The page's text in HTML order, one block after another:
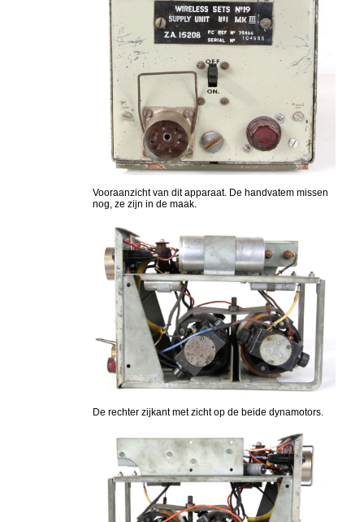
Vooraanzicht van dit apparaat. De handvatem missen
nog, ze zijn in de maak.
De rechter zijkant met zicht op de beide dynamotors.